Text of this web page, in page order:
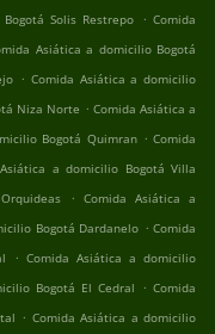
Solis Restrepo . Comida
Asiática a domicilio Bogotá
. Comida Asiática a domicilio
Niza Norte . Comida Asiática a
Bogotá Quimran . Comida
a domicilio Bogotá Villa
. Comida Asiática a
Bogotá Dardanelo . Comida
. Comida Asiática a domicilio
Bogotá El Cedral . Comida
. Comida Asiática a domicilio